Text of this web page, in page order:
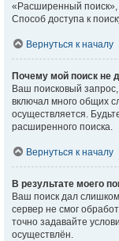
«Расширенный поиск»,
Способ доступа к
Вернуться к началу
Почему мой поиск не
Ваш поисковый
включал много общих
осуществляется.
расширенного поиска.
Вернуться к началу
В результате моего
Ваш поиск дал
сервер не смог
точно задавайте
осуществлён.